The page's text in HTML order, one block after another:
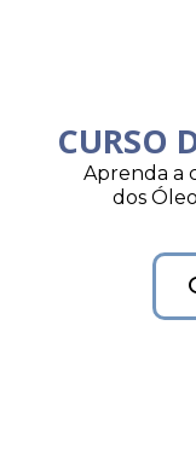
CURSO
Aprenda a
dos